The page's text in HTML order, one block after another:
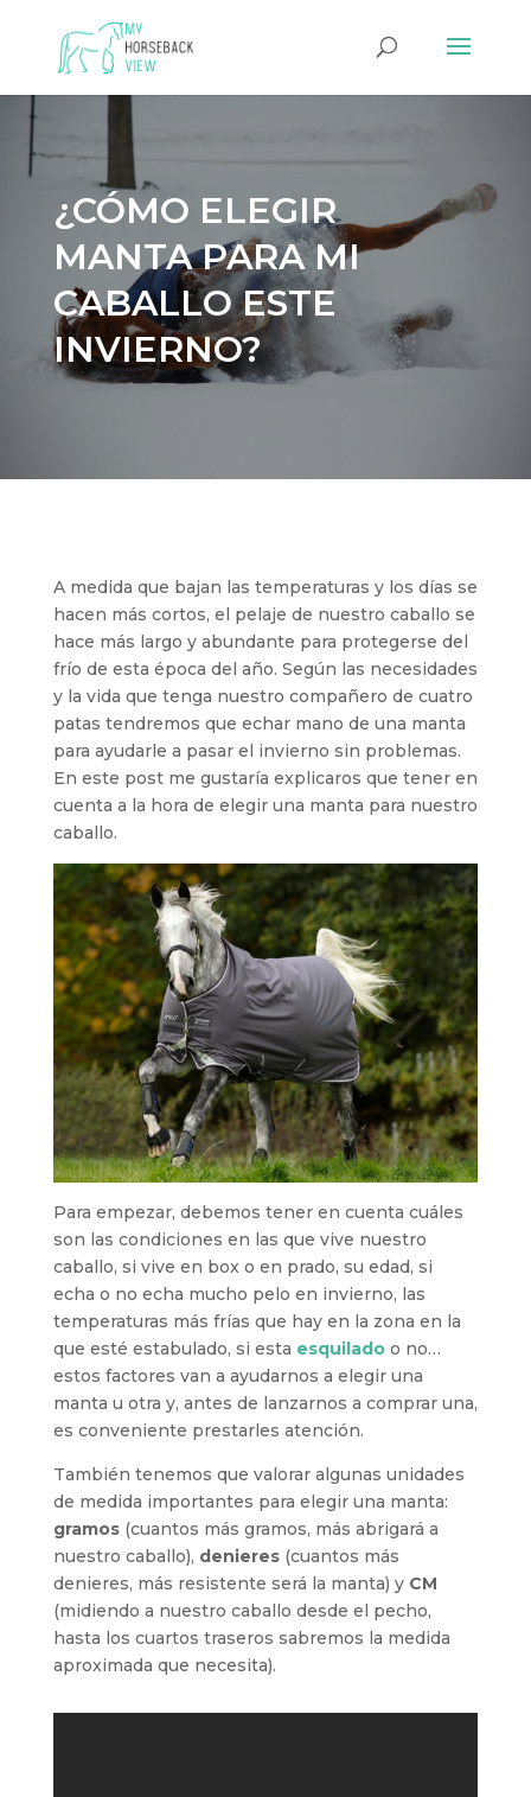
¿CÓMO ELEGIR
MANTA PARA MI
CABALLO ESTE
INVIERNO?
A medida que bajan las temperaturas y los días se
hacen más cortos, el pelaje de nuestro caballo se
hace más largo y abundante para protegerse del
frío de esta época del año. Según las necesidades
y la vida que tenga nuestro compañero de cuatro
patas tendremos que echar mano de una manta
para ayudarle a pasar el invierno sin problemas.
En este post me gustaría explicaros que tener en
cuenta a la hora de elegir una manta para nuestro
caballo.
Para empezar, debemos tener en cuenta cuáles
son las condiciones en las que vive nuestro
caballo, si vive en box o en prado, su edad, si
echa o no echa mucho pelo en invierno, las
temperaturas más frías que hay en la zona en la
que esté estabulado, si esta esquiladoo no…
estos factores van a ayudarnos a elegir una
manta u otra y, antes de lanzarnos a comprar una,
es conveniente prestarles atención.
También tenemos que valorar algunas unidades
de medida importantes para elegir una manta:
gramos (cuantos más gramos, más abrigará a
nuestro caballo), denieres(cuantos más
denieres, más resistente será la manta) y CM
(midiendo a nuestro caballo desde el pecho,
hasta los cuartos traseros sabremos la medida
aproximada que necesita).